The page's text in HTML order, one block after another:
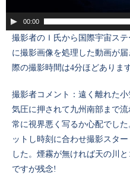
00:00
撮影者のＩ氏から国際宇宙ス
に撮影画像を処理した動画が
際の撮影時間は4分ほどあります
撮影者コメント：遠く離れた
気圧に押されて九州南部まで
常に視界悪く写るか心配でし
ットし時刻に合わせ撮影スタ
した。煙霧が無ければ天の川
ですが残念!